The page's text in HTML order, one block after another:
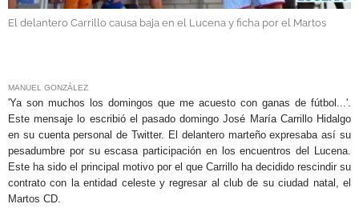
El delantero Carrillo causa baja en el Lucena y ficha por el Martos
MANUEL GONZÁLEZ
'Ya son muchos los domingos que me acuesto con ganas de fútbol...'.
Este mensaje lo escribió el pasado domingo José María Carrillo Hidalgo
en su cuenta personal de Twitter. El delantero marteño expresaba así su
pesadumbre por su escasa participación en los encuentros del Lucena.
Este ha sido el principal motivo por el que Carrillo ha decidido rescindir su
contrato con la entidad celeste y regresar al club de su ciudad natal, el
Martos CD.